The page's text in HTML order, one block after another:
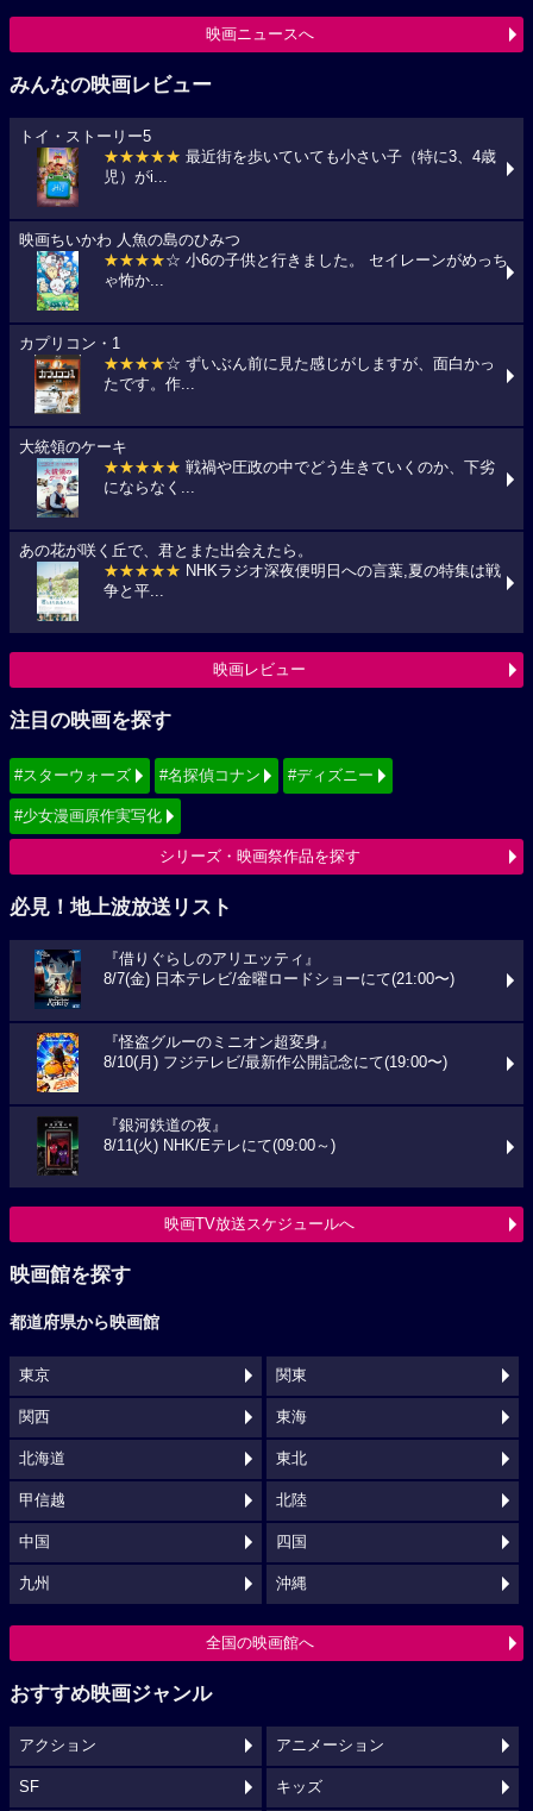
映画ニュースへ
みんなの映画レビュー
トイ・ストーリー5
★★★★★ 最近街を歩いていても小さい子（特に3、4歳
児）がi...
映画ちいかわ 人魚の島のひみつ
★★★★☆ 小6の子供と行きました。 セイレーンがめっち
ゃ怖か...
カプリコン・1
★★★★☆ ずいぶん前に見た感じがしますが、面白かっ
たです。作...
大統領のケーキ
★★★★★ 戦禍や圧政の中でどう生きていくのか、下劣
にならなく...
あの花が咲く丘で、君とまた出会えたら。
★★★★★ NHKラジオ深夜便明日への言葉,夏の特集は戦
争と平...
映画レビュー
注目の映画を探す
#スターウォーズ #名探偵コナン #ディズニー
#少女漫画原作実写化
シリーズ・映画祭作品を探す
必見！地上波放送リスト
『借りぐらしのアリエッティ』
8/7(金) 日本テレビ/金曜ロードショーにて(21:00〜)
『怪盗グルーのミニオン超変身』
8/10(月) フジテレビ/最新作公開記念にて(19:00〜)
『銀河鉄道の夜』
8/11(火) NHK/Eテレにて(09:00～)
映画TV放送スケジュールへ
映画館を探す
都道府県から映画館
東京 関東
関西 東海
北海道 東北
甲信越 北陸
中国 四国
九州 沖縄
全国の映画館へ
おすすめ映画ジャンル
アクション アニメーション
SF キッズ